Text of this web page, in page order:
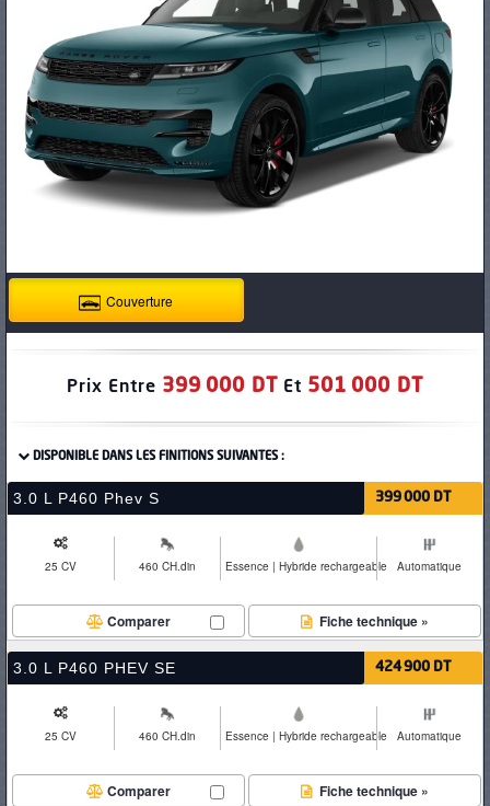
Couverture
Prix Entre 399 000 DT Et 501 000 DT
DISPONIBLE DANS LES FINITIONS SUIVANTES :
3.0 L P460 Phev S 399 000 DT
25 CV 460 CH.din Essence | Hybride rechargeable Automatique
Fiche technique »
Comparer
3.0 L P460 PHEV SE 424 900 DT
25 CV 460 CH.din Essence | Hybride rechargeable Automatique
Fiche technique »
Comparer
PNEUS